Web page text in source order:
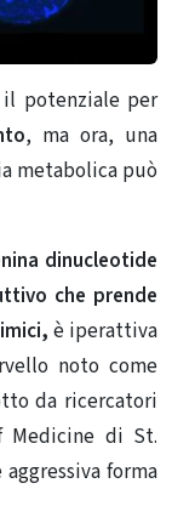
il potenziale per
, ma ora, una
metabolica può
dinucleotide
che prende
è iperattiva
noto come
da ricercatori
Medicine di St.
forma